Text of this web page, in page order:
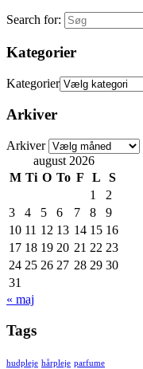
Search for:
Kategorier
Kategorier
Arkiver
Arkiver
august 2026
M Ti O To F L
S
1
2
3
4 5 6 7 8
9
10 11 12 13 14 15 16
17 18 19 20 21 22 23
24 25 26 27 28 29 30
31
« maj
Tags
hudpleje hårpleje parfume